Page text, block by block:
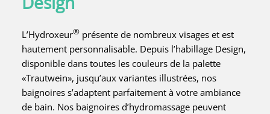
L’Hydroxeur®présente de nombreux visages et est
hautement personnalisable. Depuis l’habillage Design,
disponible dans toutes les couleurs de la palette
«Trautwein», jusqu’aux variantes illustrées, nos
baignoires s’adaptent parfaitement à votre ambiance
de bain. Nos baignoires d’hydromassage peuvent